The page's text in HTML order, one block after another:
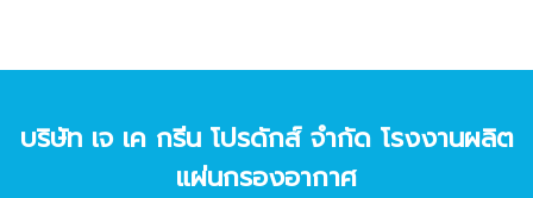
บริษัท เจ เค กรีน โปรดักส์ จํากัด โรงงานผลิต
แผ่นกรองอากาศ